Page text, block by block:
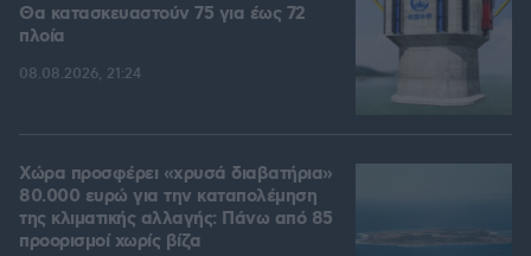
Θα κατασκευαστούν 75 για έως 72
πλοία
08.08.2026, 21:24
Χώρα προσφέρει «χρυσά διαβατήρια»
80.000 ευρώ για την καταπολέμηση
της κλιματικής αλλαγής: Πάνω από 85
προορισμοί χωρίς βίζα